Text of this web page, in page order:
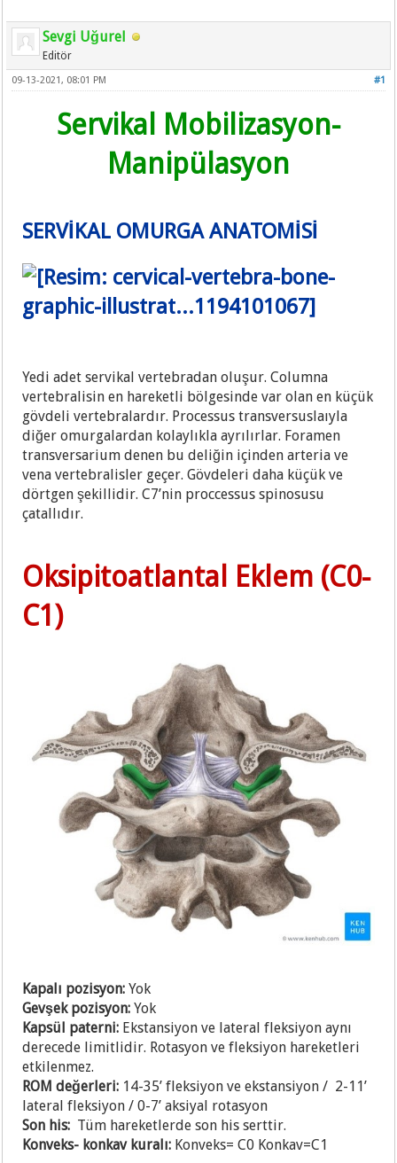
Sevgi Uğurel
Editör
#1
09-13-2021, 08:01 PM
Servikal Mobilizasyon-
Manipülasyon
SERVİKAL OMURGA ANATOMİSİ
Yedi adet servikal vertebradan oluşur. Columna
vertebralisin en hareketli bölgesinde var olan en küçük
gövdeli vertebralardır. Processus transversuslaıyla
diğer omurgalardan kolaylıkla ayrılırlar. Foramen
transversarium denen bu deliğin içinden arteria ve
vena vertebralisler geçer. Gövdeleri daha küçük ve
dörtgen şekillidir. C7’nin proccessus spinosusu
çatallıdır.
Oksipitoatlantal Eklem (C0-
C1)
Kapalı pozisyon: Yok
Gevşek pozisyon: Yok
Kapsül paterni: Ekstansiyon ve lateral fleksiyon aynı
derecede limitlidir. Rotasyon ve fleksiyon hareketleri
etkilenmez.
ROM değerleri: 14-35’ fleksiyon ve ekstansiyon / 2-11’
lateral fleksiyon / 0-7’ aksiyal rotasyon
Son his: Tüm hareketlerde son his serttir.
Konveks- konkav kuralı: Konveks= C0 Konkav=C1